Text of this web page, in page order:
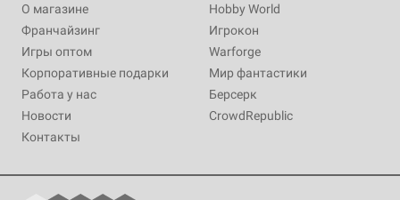
О магазине
Франчайзинг
Игры оптом
Корпоративные подарки
Работа у нас
Новости
Контакты
Hobby World
Игрокон
Warforge
Мир фантастики
Берсерк
CrowdRepublic